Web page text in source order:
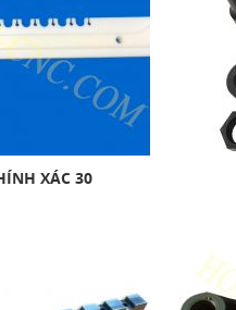
XÁC 30